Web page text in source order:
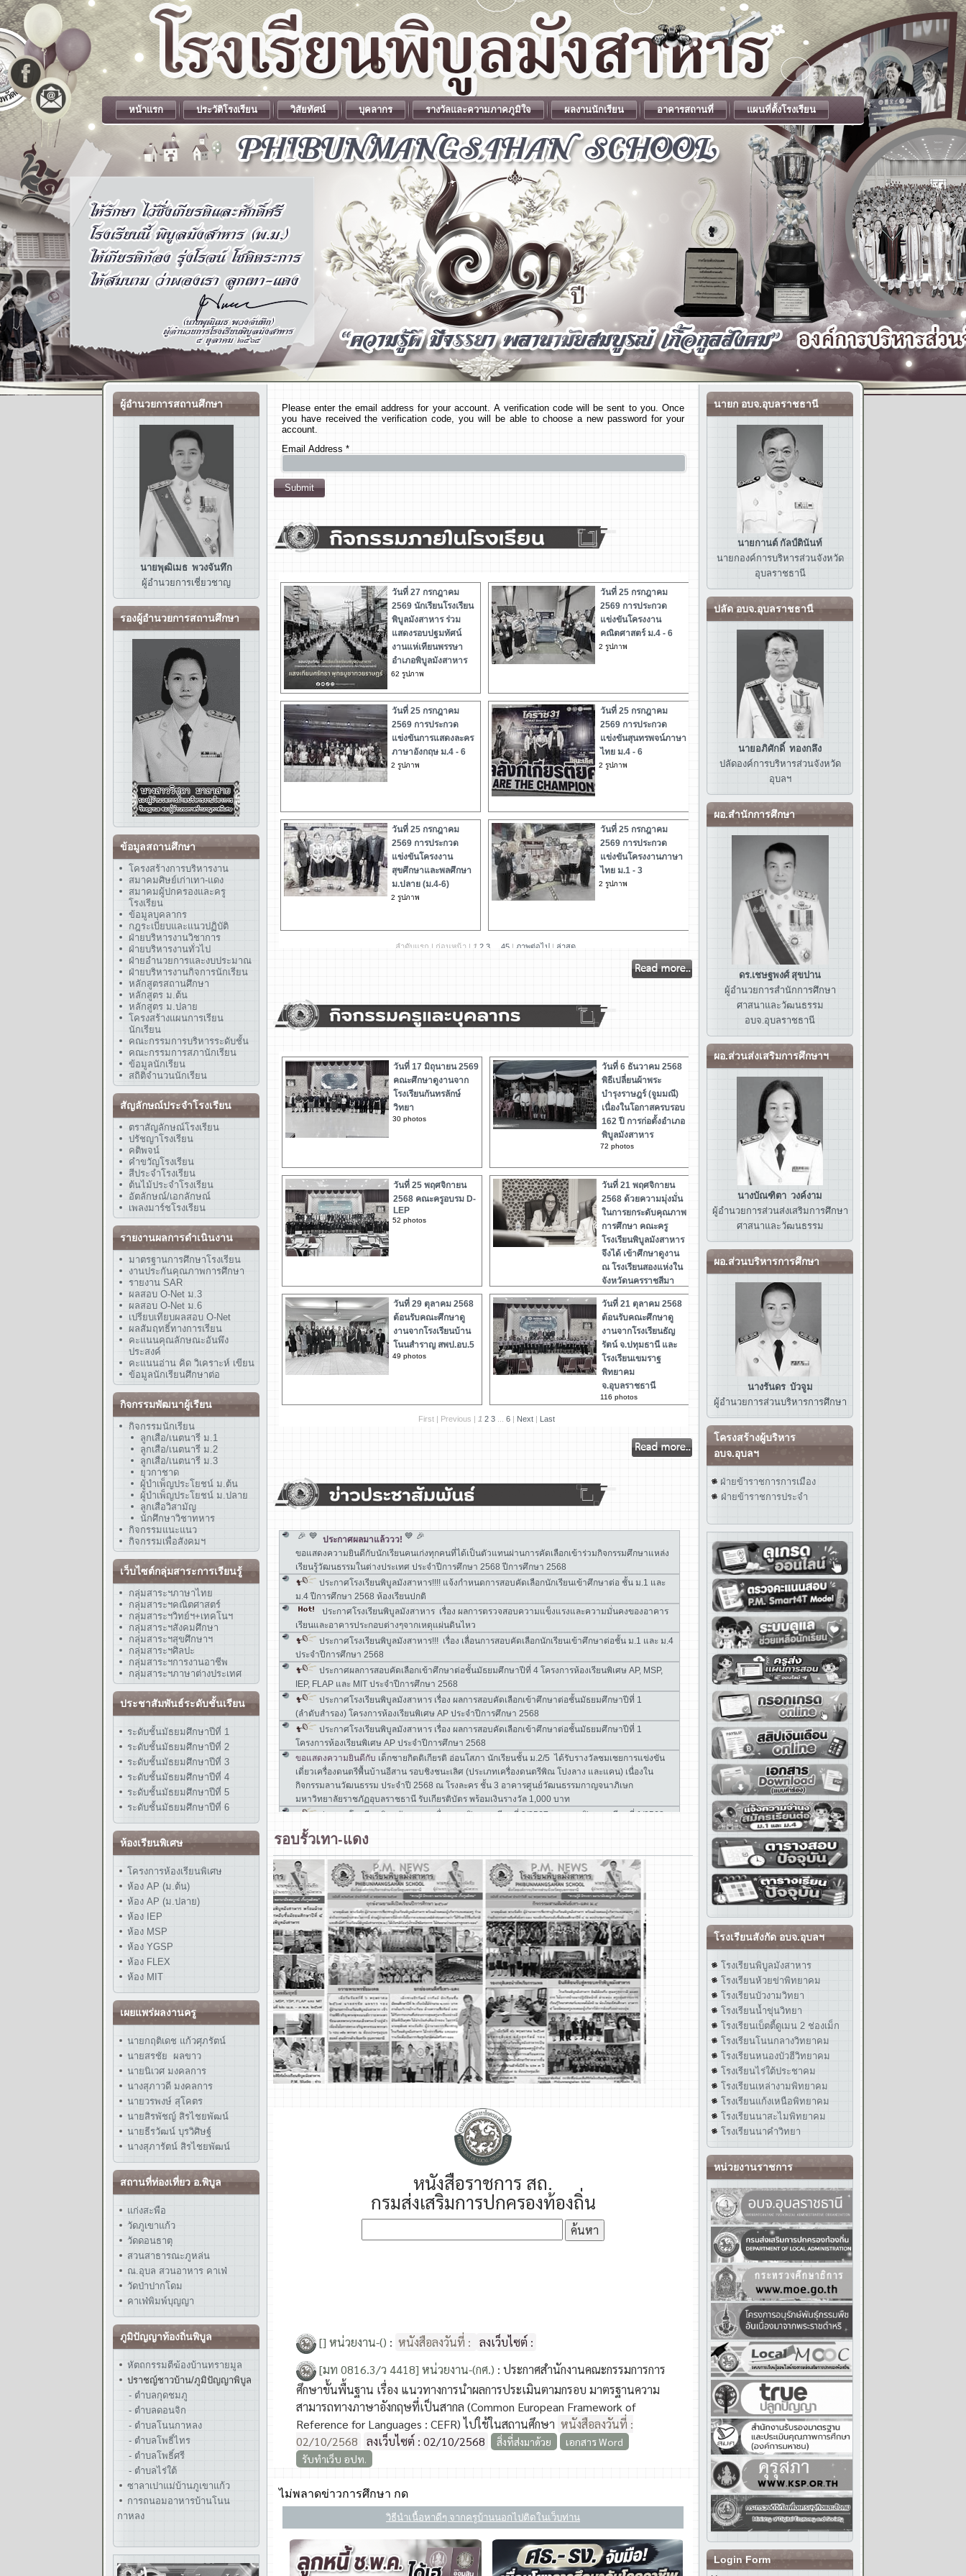
.
.
หน้าแรก ประวัติโรงเรียน วิสัยทัศน์ บุคลากร รางวัลและความภาคภูมิใจ ผลงานนักเรียน อาคารสถานที่ แผนที่ตั้งโรงเรียน
ผู้อำนวยการสถานศึกษา
นายพุฒิเมธ พวงจันทึก
ผู้อำนวยการเชี่ยวชาญ
รองผู้อำนวยการสถานศึกษา
ข้อมูลสถานศึกษา
โครงสร้างการบริหารงาน
สมาคมศิษย์เก่าเทา-แดง
สมาคมผู้ปกครองและครู
โรงเรียน
ข้อมูลบุคลากร
กฎระเบียบและแนวปฏิบัติ
ฝ่ายบริหารงานวิชาการ
ฝ่ายบริหารงานทั่วไป
ฝ่ายอำนวยการและงบประมาณ
ฝ่ายบริหารงานกิจการนักเรียน
หลักสูตรสถานศึกษา
หลักสูตร ม.ต้น
หลักสูตร ม.ปลาย
โครงสร้างแผนการเรียน
นักเรียน
คณะกรรมการบริหารระดับชั้น
คณะกรรมการสภานักเรียน
ข้อมูลนักเรียน
สถิติจำนวนนักเรียน
สัญลักษณ์ประจำโรงเรียน
ตราสัญลักษณ์โรงเรียน
ปรัชญาโรงเรียน
คติพจน์
คำขวัญโรงเรียน
สีประจำโรงเรียน
ต้นไม้ประจำโรงเรียน
อัตลักษณ์/เอกลักษณ์
เพลงมาร์ชโรงเรียน
รายงานผลการดำเนินงาน
มาตรฐานการศึกษาโรงเรียน
งานประกันคุณภาพการศึกษา
รายงาน SAR
ผลสอบ O-Net ม.3
ผลสอบ O-Net ม.6
เปรียบเทียบผลสอบ O-Net
ผลสัมฤทธิ์ทางการเรียน
คะแนนคุณลักษณะอันพึง
ประสงค์
คะแนนอ่าน คิด วิเคราะห์ เขียน
ข้อมูลนักเรียนศึกษาต่อ
กิจกรรมพัฒนาผู้เรียน
กิจกรรมนักเรียน
ลูกเสือ/เนตนารี ม.1
ลูกเสือ/เนตนารี ม.2
ลูกเสือ/เนตนารี ม.3
ยุวกาชาด
ผู้บำเพ็ญประโยชน์ ม.ต้น
ผู้บำเพ็ญประโยชน์ ม.ปลาย
ลูกเสือวิสามัญ
นักศึกษาวิชาทหาร
กิจกรรมแนะแนว
กิจกรรมเพื่อสังคมฯ
เว็บไซต์กลุ่มสาระการเรียนรู้
กลุ่มสาระฯภาษาไทย
กลุ่มสาระฯคณิตศาสตร์
กลุ่มสาระฯวิทย์ฯ+เทคโนฯ
กลุ่มสาระฯสังคมศึกษา
กลุ่มสาระฯสุขศึกษาฯ
กลุ่มสาระฯศิลปะ
กลุ่มสาระฯการงานอาชีพ
กลุ่มสาระฯภาษาต่างประเทศ
ประชาสัมพันธ์ระดับชั้นเรียน
ระดับชั้นมัธยมศึกษาปีที่ 1
ระดับชั้นมัธยมศึกษาปีที่ 2
ระดับชั้นมัธยมศึกษาปีที่ 3
ระดับชั้นมัธยมศึกษาปีที่ 4
ระดับชั้นมัธยมศึกษาปีที่ 5
ระดับชั้นมัธยมศึกษาปีที่ 6
ห้องเรียนพิเศษ
โครงการห้องเรียนพิเศษ
ห้อง AP (ม.ต้น)
ห้อง AP (ม.ปลาย)
ห้อง IEP
ห้อง MSP
ห้อง YGSP
ห้อง FLEX
ห้อง MIT
เผยแพร่ผลงานครู
นายกฤติเดช แก้วศุภรัตน์
นายสรชัย ผลขาว
นายนิเวศ มงคลการ
นางสุภาวดี มงคลการ
นายวรพงษ์ สุโคตร
นายสิรพัชญ์ สิรไชยพัฒน์
นายธีรวัฒน์ บุรวิศิษฐ์
นางสุภารัตน์ สิรไชยพัฒน์
สถานที่ท่องเที่ยว อ.พิบูล
แก่งสะพือ
วัดภูเขาแก้ว
วัดดอนธาตุ
สวนสาธารณะภูหล่น
ณ.อุบล สวนอาหาร คาเฟ่
วัดป่าปากโดม
คาเฟ่พิมพ์บุญญา
ภูมิปัญญาท้องถิ่นพิบูล
หัตถกรรมตีฆ้องบ้านทรายมูล
ปราชญ์ชาวบ้าน/ภูมิปัญญาพิบูล
- ตำบลกุดชมภู
- ตำบลดอนจิก
- ตำบลโนนกาหลง
- ตำบลโพธิ์ไทร
- ตำบลโพธิ์ศรี
- ตำบลไร่ใต้
ซาลาเปาแม่บ้านภูเขาแก้ว
การถนอมอาหารบ้านโนน
กาหลง
Please enter the email address for your account. A verification code will be sent to you. Once
you have received the verification code, you will be able to choose a new password for your
account.
Email Address *
Submit
รอบรั้วเทา-แดง
นายก อบจ.อุบลราชธานี
นายกานต์ กัลป์ตินันท์
นายกองค์การบริหารส่วนจังหวัด
อุบลราชธานี
ปลัด อบจ.อุบลราชธานี
นายอภิศักดิ์ ทองกลึง
ปลัดองค์การบริหารส่วนจังหวัด
อุบลฯ
ผอ.สำนักการศึกษา
ดร.เชษฐพงศ์ สุขปาน
ผู้อำนวยการสำนักการศึกษา
ศาสนาและวัฒนธรรม
อบจ.อุบลราชธานี
ผอ.ส่วนส่งเสริมการศึกษาฯ
นางบัณฑิตา วงค์งาม
ผู้อำนวยการส่วนส่งเสริมการศึกษา
ศาสนาและวัฒนธรรม
ผอ.ส่วนบริหารการศึกษา
นางรันดร บัวจูม
ผู้อำนวยการส่วนบริหารการศึกษา
โครงสร้างผู้บริหาร
อบจ.อุบลฯ
ฝ่ายข้าราชการการเมือง
ฝ่ายข้าราชการประจำ
โรงเรียนสังกัด อบจ.อุบลฯ
โรงเรียนพิบูลมังสาหาร
โรงเรียนห้วยข่าพิทยาคม
โรงเรียนบัวงามวิทยา
โรงเรียนน้ำขุ่นวิทยา
โรงเรียนเบ็ตตี้ดูเมน 2 ช่องเม็ก
โรงเรียนโนนกลางวิทยาคม
โรงเรียนหนองบัวฮีวิทยาคม
โรงเรียนไร่ใต้ประชาคม
โรงเรียนเหล่างามพิทยาคม
โรงเรียนแก้งเหนือพิทยาคม
โรงเรียนนาสะไมพิทยาคม
โรงเรียนนาคำวิทยา
หน่วยงานราชการ
Login Form